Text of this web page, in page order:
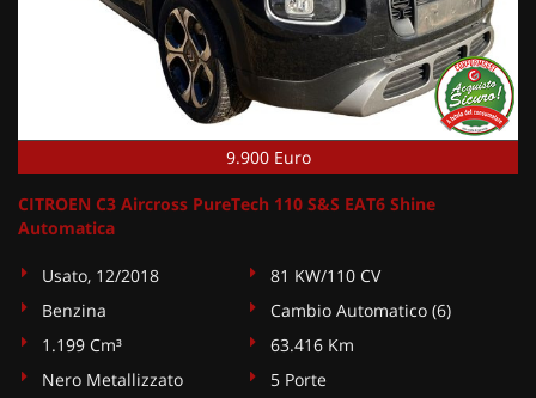
9.900 Euro
CITROEN C3 Aircross PureTech 110 S&S EAT6 Shine
Automatica
Usato, 12/2018
81 KW/110 CV
Benzina
Cambio Automatico (6)
1.199 Cm³
63.416 Km
Nero Metallizzato
5 Porte